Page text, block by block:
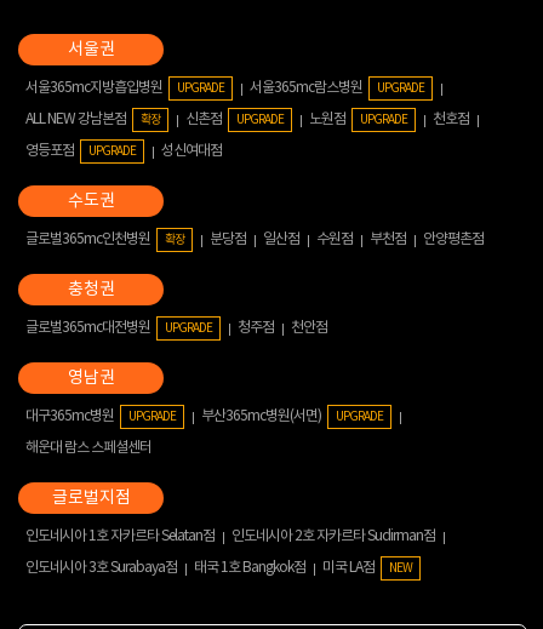
서울365mc지방흡입병원 UPGRADE 서울365mc람스병원 UPGRADE
ALL NEW 강남본점 확장 신촌점 UPGRADE 노원점 UPGRADE
천호점
영등포점
UPGRADE 성신여대점
글로벌365mc인천병원 확장 분당점 일산점 수원점 부천점 안양평촌점
글로벌365mc대전병원 UPGRADE 청주점 천안점
대구365mc병원 UPGRADE 부산365mc병원(서면) UPGRADE
해운대 람스 스페셜센터
인도네시아 1호 자카르타 Selatan점
인도네시아 2호 자카르타 Sudirman점
인도네시아 3호 Surabaya점
태국 1호 Bangkok점 미국 LA점 NEW